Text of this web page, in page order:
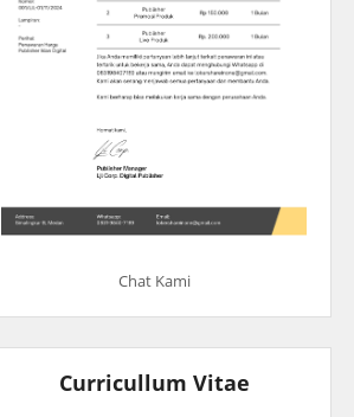
Chat Kami
Curricullum Vitae